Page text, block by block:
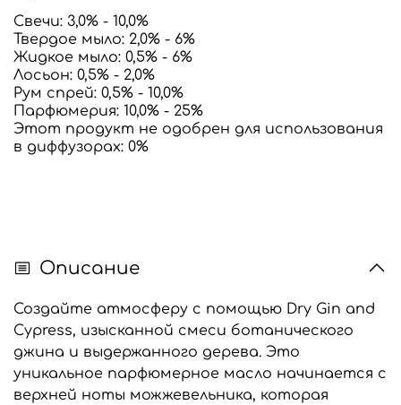
Свечи: 3,0% - 10,0%
Твердое мыло: 2,0% - 6%
Жидкое мыло: 0,5% - 6%
Лосьон: 0,5% - 2,0%
Рум спрей: 0,5% - 10,0%
Парфюмерия: 10,0% - 25%
Этот продукт не одобрен для использования
в диффузорах: 0%
Описание
Создайте атмосферу с помощью Dry Gin and
Cypress, изысканной смеси ботанического
джина и выдержанного дерева. Это
уникальное парфюмерное масло начинается с
верхней ноты можжевельника, которая